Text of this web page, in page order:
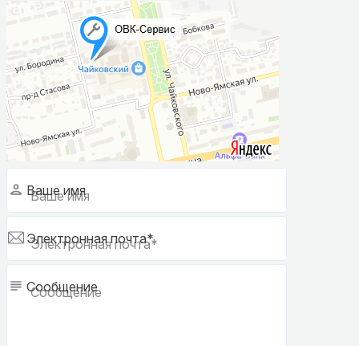
Ваше имя
Электронная почта*
Сообщение